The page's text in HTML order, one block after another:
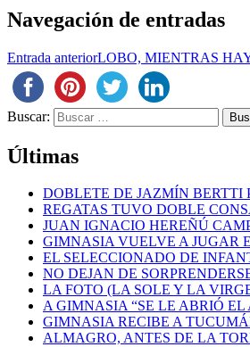
Navegación de entradas
Entrada anteriorLOBO, MIENTRAS
Buscar:
Últimas
DOBLETE DE JAZMÍN BERTTI
REGATAS TUVO DOBLE
JUAN IGNACIO HEREÑÚ
GIMNASIA VUELVE A JUGAR
EL SELECCIONADO DE
NO DEJAN DE
LA FOTO (LA SOLE Y LA
A GIMNASIA “SE LE ABRIÓ
GIMNASIA RECIBE A
ALMAGRO, ANTES DE LA